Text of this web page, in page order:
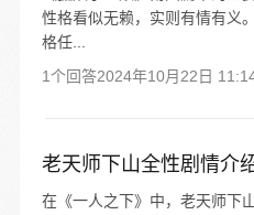
性格看似无赖，实则有情有义
格任...
1个回答2024年10月22日
老天师下山全性剧情介
在《一人之下》中，老天师下